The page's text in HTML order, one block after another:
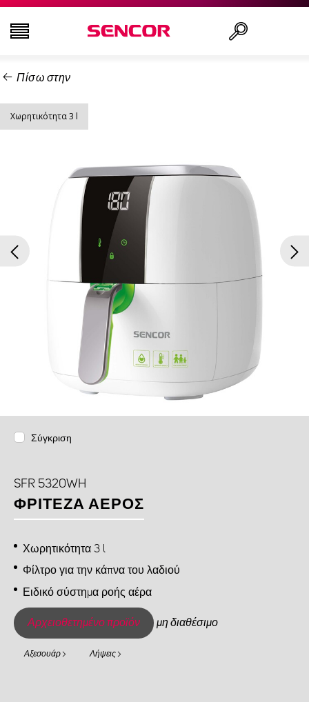
ΤΗΛΕΟΡΆΣΕΙΣ
ΕΙΚΌΝΑ & ΉΧΟΣ
ΟΙΚΙΑΚΌΣ ΕΞΟΠΛΙΣΜΌΣ
ΝΟΙΚΟΚΥΡΙΌ
ΥΓΕΊΑ ΚΑΙ ΟΜΟΡΦΙΆ
ΕΊΔΗ ΓΡΑΦΕΊΟΥ ΚΑΙ ΚΑΛΏΔΙΑ
Πίσω στην
Χωρητικότητα 3 l
Σύγκριση
SFR 5320WH
ΦΡΙΤΕΖΑ ΑΕΡΟΣ
Χωρητικότητα 3 l
Φίλτρο για την κάπνα του λαδιού
Ειδικό σύστημα ροής αέρα
Αρχειοθετημένο προϊόν μη διαθέσιμο
Αξεσουάρ Λήψεις